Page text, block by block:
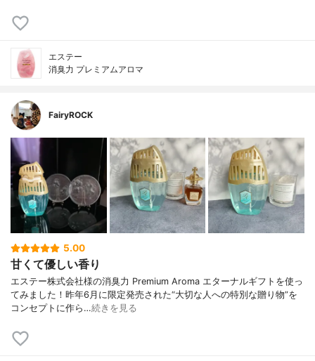
エステー
消臭力 プレミアムアロマ
FairyROCK
5.00
甘くて優しい香り
エステー株式会社様の消臭力 Premium Aroma エターナルギフトを使っ
てみました！昨年6月に限定発売された“大切な人への特別な贈り物”を
コンセプトに作ら…続きを見る